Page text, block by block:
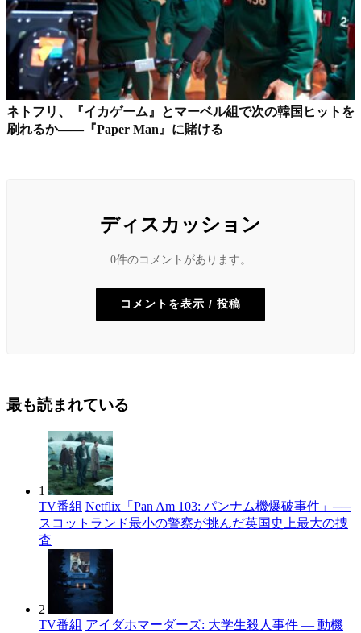
ネトフリ、『イカゲーム』とマーベル組で次の韓国ヒットを
刷れるか――『Paper Man』に賭ける
ディスカッション
0件のコメントがあります。
コメントを表示 / 投稿
最も読まれている
1
TV番組 Netflix「Pan Am 103: パンナム機爆破事件」──
スコットランド最小の警察が挑んだ英国史上最大の捜
査
2
TV番組 アイダホマーダーズ: 大学生殺人事件 — 動機